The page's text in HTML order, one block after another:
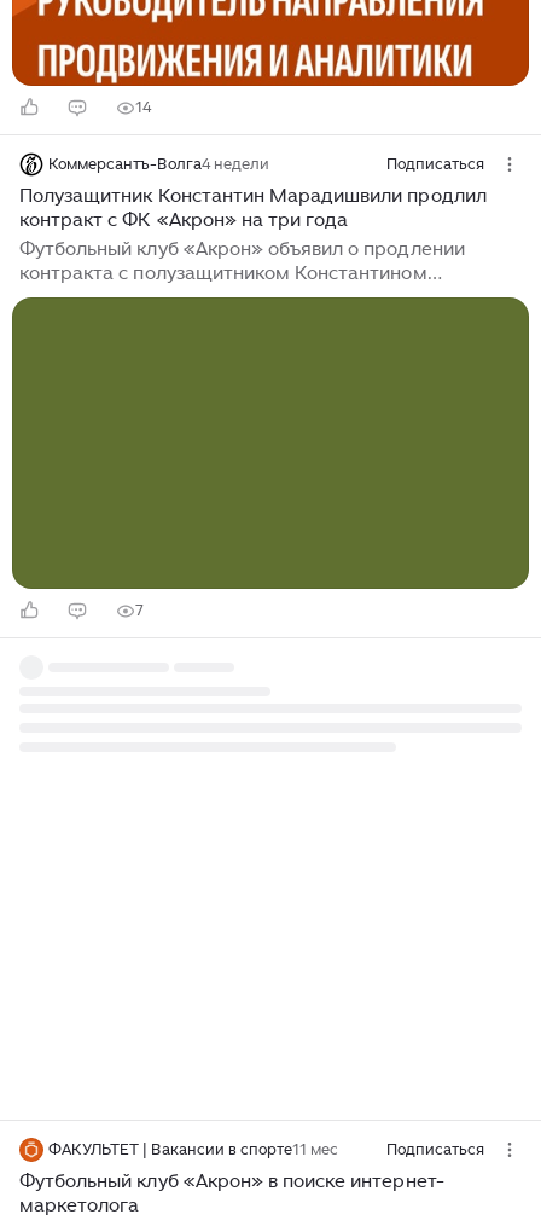
14
Коммерсантъ-Волга4 недели Подписаться
Полузащитник Константин Марадишвили продлил
контракт с ФК «Акрон» на три года
Футбольный клуб «Акрон» объявил о продлении
контракта с полузащитником Константином
Марадишвили. Новое соглашение рассчитано на три
7
ФАКУЛЬТЕТ | Вакансии в спорте11 мес Подписаться
Футбольный клуб «Акрон» в поиске интернет-
маркетолога